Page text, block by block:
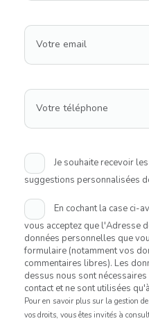
Votre email
Votre téléphone
Je souhaite recevoir
suggestions personnalisées
En cochant la case ci-
vous acceptez que l'Adresse
données personnelles que
formulaire (notamment vos
commentaires libres). Les
dessus nous sont
contact et ne sont utilisées
Pour en savoir plus sur la gestion
vos droits, vous êtes invités à